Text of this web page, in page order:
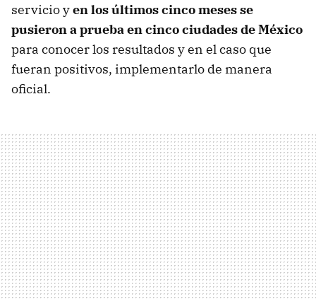
servicio yen los últimos cinco meses se
pusieron a prueba en cinco ciudades de México
para conocer los resultados y en el caso que
fueran positivos, implementarlo de manera
oficial.